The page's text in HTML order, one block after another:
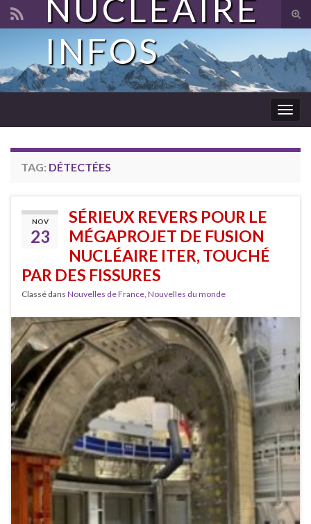
Search for:
NUCLÉAIRE
INFOS
TAG: DÉTECTÉES
NOV
23
SÉRIEUX REVERS POUR LE
MÉGAPROJET DE FUSION
NUCLÉAIRE ITER, TOUCHÉ
PAR DES FISSURES
Classé dans Nouvelles de France, Nouvelles du monde